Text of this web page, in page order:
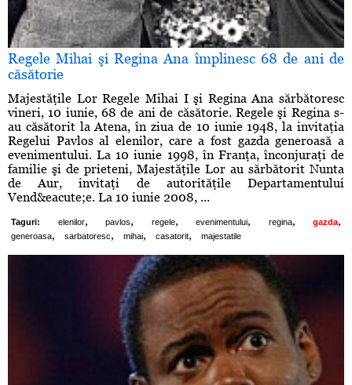
Regele Mihai şi Regina Ana împlinesc 68 de ani de
căsătorie
Majestăţile Lor Regele Mihai I şi Regina Ana sărbătoresc
vineri, 10 iunie, 68 de ani de căsătorie. Regele şi Regina s-
au căsătorit la Atena, în ziua de 10 iunie 1948, la invitaţia
Regelui Pavlos al elenilor, care a fost gazda generoasă a
evenimentului. La 10 iunie 1998, în Franţa, înconjuraţi de
familie şi de prieteni, Majestăţile Lor au sărbătorit Nunta
de Aur, invitaţi de autorităţile Departamentului
Vend&eacute;e. La 10 iunie 2008, ...
Taguri: elenilor, pavlos, regele, evenimentului, regina, gazda,
generoasa, sarbatoresc, mihai, casatorit, majestatile